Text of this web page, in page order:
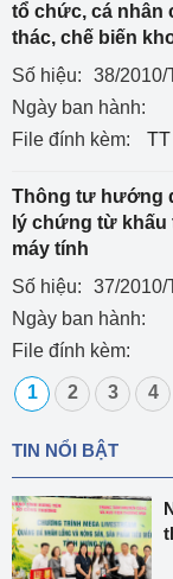
tổ chức, cá nhân
thác, chế biến
Số hiệu:
38/2010/
Ngày ban hành:
File đính kèm:
Thông tư hướng
lý chứng từ khấu
máy tính
Số hiệu:
37/2010/
Ngày ban hành:
File đính kèm:
1 2 3 4
TIN NỔI BẬT